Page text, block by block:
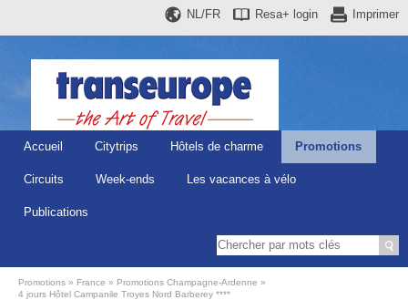
Imprimer
Resa+ login
NL/FR
Accueil Citytrips Hôtels de charme Promotions
Circuits Week-ends Les vacances à vélo
Publications
Promotions France
Promotions Champagne-Ardenne
4 jours Hôtel Campanile Troyes Nord Barberey ****